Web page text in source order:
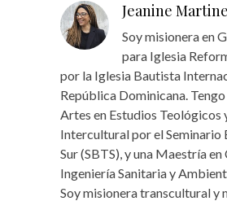
Jeanine
Soy misionera en
para Iglesia
por la Iglesia Bautista
República Dominicana.
Artes en Estudios Teológicos
Intercultural por el Seminario
Sur (SBTS), y una Maestría en
Ingeniería Sanitaria y
Soy misionera transcultural y